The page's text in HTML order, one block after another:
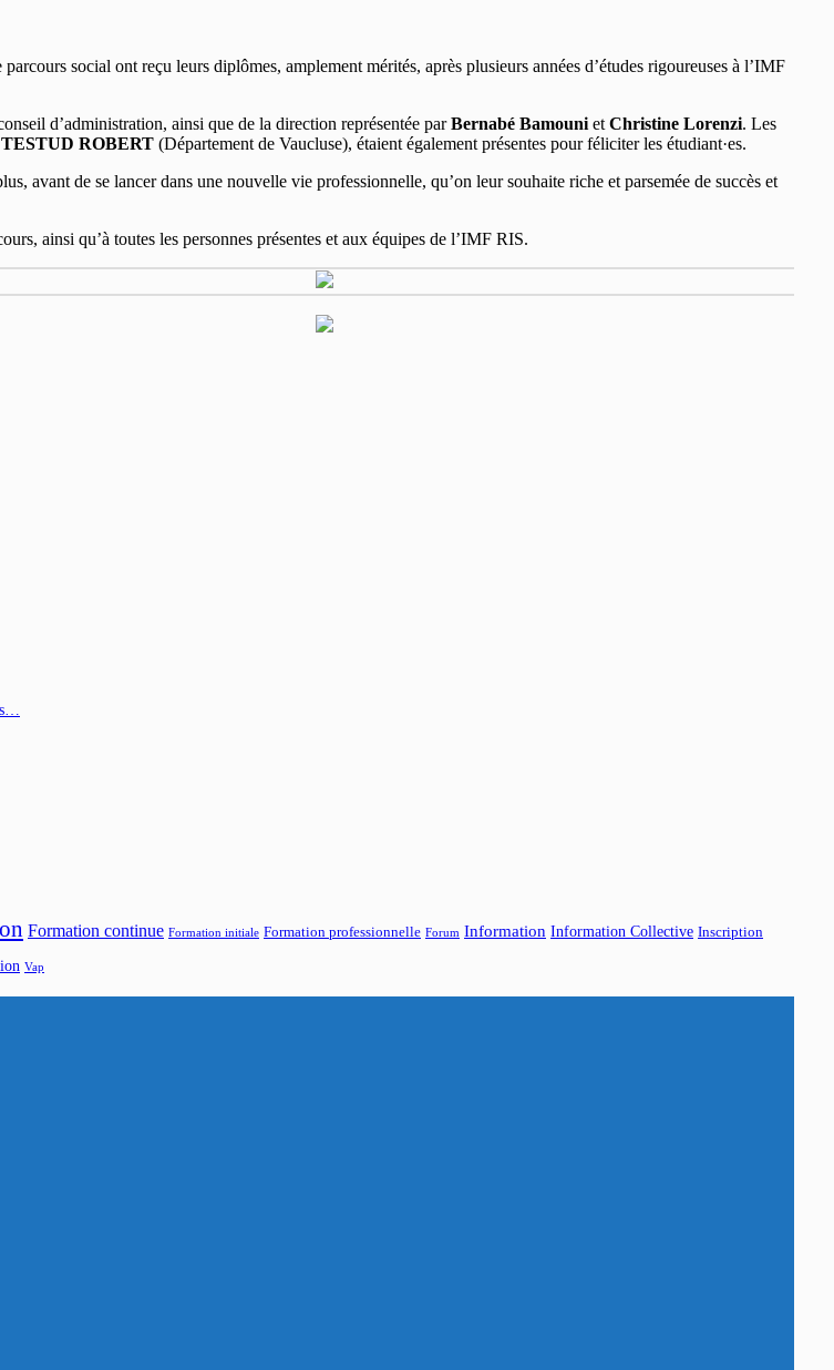
social ont reçu leurs diplômes, amplement mérités, après plusieurs années d’études rigoureuses à l’IMF
d’administration, ainsi que de la direction représentée parBernabé Bamouni et Christine Lorenzi. Les
ROBERT (Département de Vaucluse), étaient également présentes pour féliciter les étudiant·es.
avant de se lancer dans une nouvelle vie professionnelle, qu’on leur souhaite riche et parsemée de succès et
ainsi qu’à toutes les personnes présentes et aux équipes de l’IMF RIS.
Formation continue Formation initiale Formation professionnelle Forum Information Information Collective Inscription
Vap